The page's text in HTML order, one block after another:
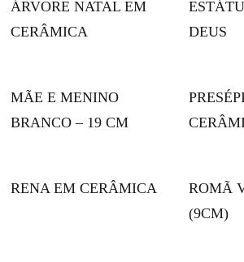
ÁRVORE NATAL EM
CERÂMICA
DEUS
MÃE E MENINO
BRANCO – 19 CM
RENA EM CERÂMICA
ROMÃ
(9CM)